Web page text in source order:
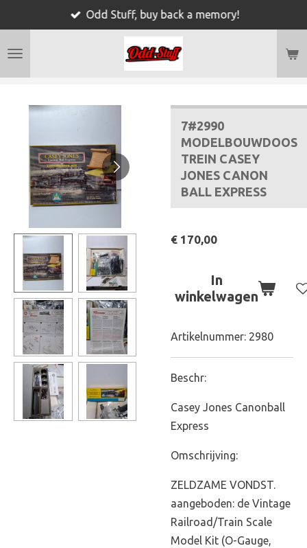
naar
Odd Stuff, buy back a memory!
7#2990
MODELBOUWDOOS
TREIN CASEY
JONES CANON
BALL EXPRESS
€ 170,00
In
winkelwagen
Artikelnummer: 2980
Beschr:
Casey Jones Canonball
Express
Omschrijving:
ZELDZAME VONDST.
aangeboden: de Vintage
Railroad/Train Scale
Model Kit (O-Gauge,